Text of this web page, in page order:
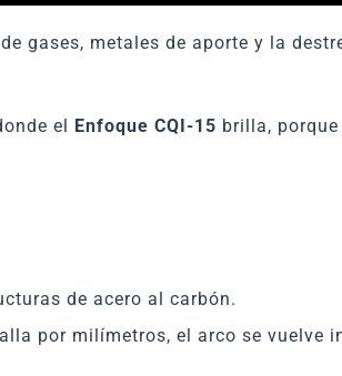
gases, metales de aporte y la
el Enfoque CQI-15 brilla,
de acero al carbón.
por milímetros, el arco se vuelve